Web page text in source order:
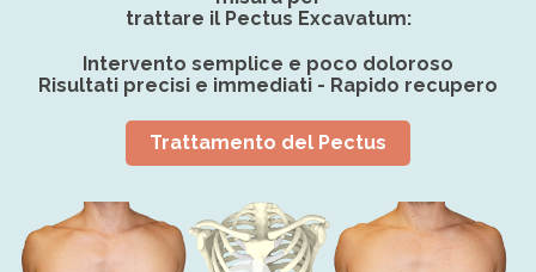
trattare il Pectus Excavatum:
Intervento semplice e poco doloroso
Risultati precisi e immediati - Rapido recupero
Trattamento del Pectus